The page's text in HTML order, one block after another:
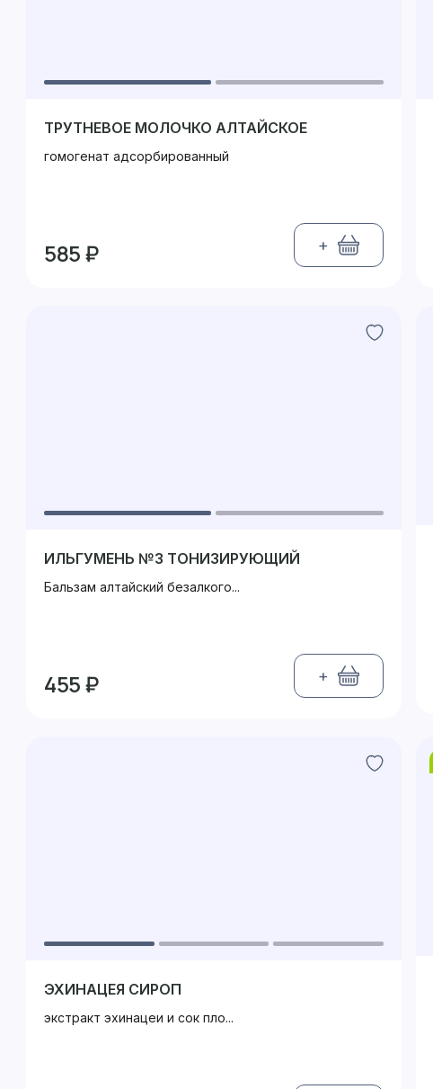
ТРУТНЕВОЕ МОЛОЧКО АЛТАЙСКОЕ
гомогенат адсорбированный
585 ₽ +
ИЛЬГУМЕНЬ №3 ТОНИЗИРУЮЩИЙ
Бальзам алтайский безалкого...
455 ₽ +
ЭХИНАЦЕЯ СИРОП
экстракт эхинацеи и сок пло...